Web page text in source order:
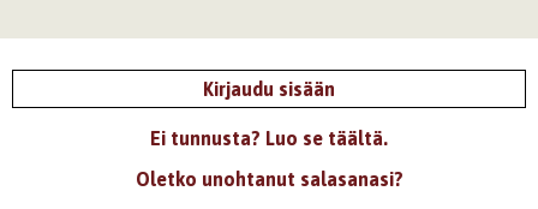
Kirjaudu sisään
Ei tunnusta? Luo se täältä.
Oletko unohtanut salasanasi?